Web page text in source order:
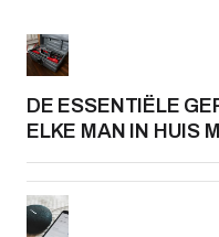
DE ESSENTIËLE
ELKE MAN IN HUIS